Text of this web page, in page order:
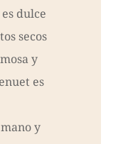
es dulce
secos
y
es
y